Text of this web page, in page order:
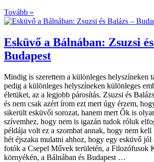
Tovább »
Esküvő a Bálnában: Zsuzsi
Budapest
Mindig is szerettem a különleges helyszíneken
pedig a különleges helyszíneken különleges
életüket, az a legjobb párosítás. Zsuzsi és
és nem csak azért írom ezt mert úgy érzem,
sikerült esküvői sorozat, hanem mert Ők is
szívemhez, hogy nem is igazán tudok róluk
példája volt ez a szombat annak, hogy nem
hét éjszaka mulatni ahhoz, hogy egy esküvő
fotók a Csepel Művek területén, a Filozófusok
környékén, a Bálnában és Budapest …